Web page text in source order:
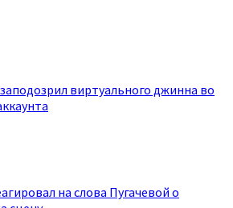
виртуального джинна во
на слова Пугачевой о